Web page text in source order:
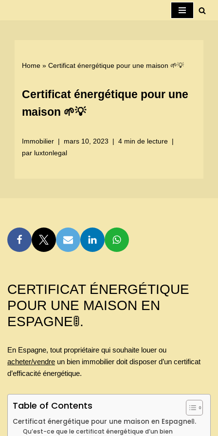
Home » Certificat énergétique pour une maison 🌱💡
Certificat énergétique pour une
maison 🌱💡
Immobilier mars 10, 2023
4 min de lecture
par luxtonlegal
CERTIFICAT ÉNERGÉTIQUE
POUR UNE MAISON EN
ESPAGNE🚦.
En Espagne, tout propriétaire qui souhaite louer ou
acheter/vendre un bien immobilier doit disposer d’un certificat
d’efficacité énergétique.
Table of Contents
Certificat énergétique pour une maison en Espagne🚦.
Qu’est-ce que le certificat énergétique d’un bien